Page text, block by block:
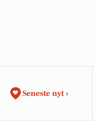
Seneste nyt ›